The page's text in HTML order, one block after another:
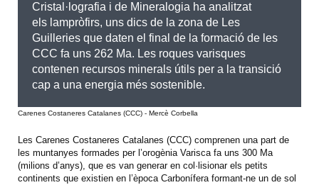
Cristal·lografia i de Mineralogia ha analitzat
els lampròfirs, uns dics de la zona de Les
Guilleries que daten el final de la formació de les
CCC fa uns 262 Ma. Les roques varisques
contenen recursos minerals útils per a la transició
cap a una energia més sostenible.
Carenes Costaneres Catalanes (CCC) - Mercè Corbella
Les Carenes Costaneres Catalanes (CCC) comprenen una part de
les muntanyes formades per l’orogènia Varisca fa uns 300 Ma
(milions d’anys), que es van generar en col·lisionar els petits
continents que existien en l’època Carbonífera formant-ne un de sol